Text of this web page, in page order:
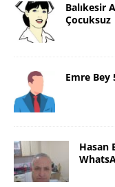
Balıkesir
Çocuksuz
Emre Bey
Hasan